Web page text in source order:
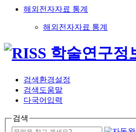
해외전자자료 통계
해외전자자료 통계
검색환경설정
검색도움말
다국어입력
검색